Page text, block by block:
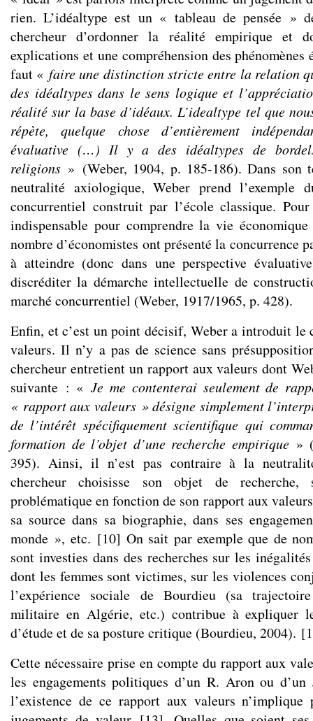
rien. L’idéaltype est un « tableau de pensée »
chercheur d’ordonner la réalité empirique et
explications et une compréhension des
faut « faire une distinction stricte entre la relation
des idéaltypes dans le sens logique et
réalité sur la base d’idéaux. L’idealtype tel que
répète, quelque chose d’entièrement
évaluative (…) Il y a des idéaltypes de
religions » (Weber, 1904, p. 185-186). Dans son
neutralité axiologique, Weber prend l’exemple
concurrentiel construit par l’école classique.
indispensable pour comprendre la vie
nombre d’économistes ont présenté la concurrence
à atteindre (donc dans une perspective
discréditer la démarche intellectuelle de
marché concurrentiel (Weber, 1917/1965, p. 428).
Enfin, et c’est un point décisif, Weber a introduit le
valeurs. Il n’y a pas de science sans
chercheur entretient un rapport aux valeurs dont
suivante : « Je me contenterai seulement de
« rapport aux valeurs » désigne simplement
de l’intérêt spécifiquement scientifique qui
formation de l’objet d’une recherche empirique»
395). Ainsi, il n’est pas contraire à la
chercheur choisisse son objet de recherche,
problématique en fonction de son rapport aux
sa source dans sa biographie, dans ses
monde », etc. [10] On sait par exemple que de
sont investies dans des recherches sur les
dont les femmes sont victimes, sur les violences
l’expérience sociale de Bourdieu (sa
militaire en Algérie, etc.) contribue à expliquer
d’étude et de sa posture critique (Bourdieu, 2004). [
Cette nécessaire prise en compte du rapport aux
les engagements politiques d’un R. Aron ou d’un
l’existence de ce rapport aux valeurs